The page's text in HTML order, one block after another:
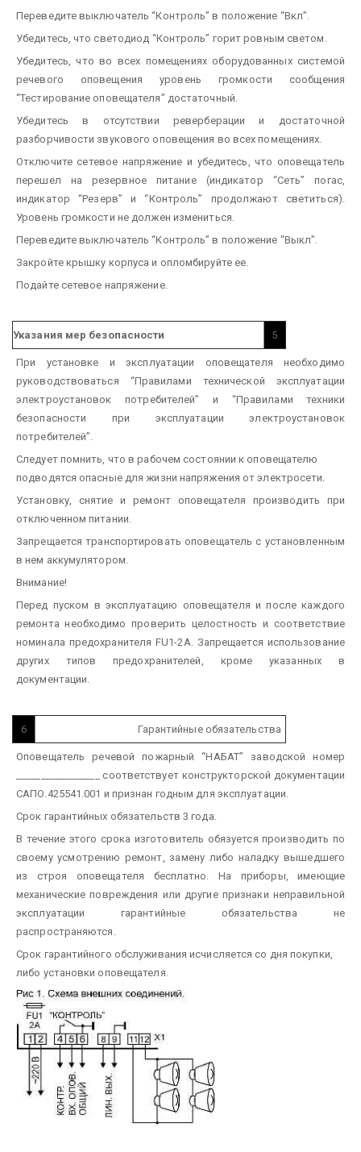
Переведите выключатель “Контроль” в положение “Вкл”.
Убедитесь, что светодиод “Контроль” горит ровным светом.
Убедитесь, что во всех помещениях оборудованных системой
речевого оповещения уровень громкости сообщения
“Тестирование оповещателя” достаточный.
Убедитесь в отсутствии реверберации и достаточной
разборчивости звукового оповещения во всех помещениях.
Отключите сетевое напряжение и убедитесь, что оповещатель
перешел на резервное питание (индикатор “Сеть” погас,
индикатор “Резерв” и “Контроль” продолжают светиться).
Уровень громкости не должен измениться.
Переведите выключатель “Контроль” в положение “Выкл”.
Закройте крышку корпуса и опломбируйте ее.
Подайте сетевое напряжение.
Указания мер безопасности 5
При установке и эксплуатации оповещателя необходимо
руководствоваться “Правилами технической эксплуатации
электроустановок потребителей” и “Правилами техники
безопасности при эксплуатации электроустановок
потребителей”.
Следует помнить, что в рабочем состоянии к оповещателю
подводятся опасные для жизни напряжения от электросети.
Установку, снятие и ремонт оповещателя производить при
отключенном питании.
Запрещается транспортировать оповещатель с установленным
в нем аккумулятором.
Внимание!
Перед пуском в эксплуатацию оповещателя и после каждого
ремонта необходимо проверить целостность и соответствие
номинала предохранителя FU1-2A. Запрещается использование
других типов предохранителей, кроме указанных в
документации.
6 Гарантийные обязательства
Оповещатель речевой пожарный “НАБАТ” заводской номер
_________________ соответствует конструкторской документации
САПО.425541.001 и признан годным для эксплуатации.
Срок гарантийных обязательств 3 года.
В течение этого срока изготовитель обязуется производить по
своему усмотрению ремонт, замену либо наладку вышедшего
из строя оповещателя бесплатно. На приборы, имеющие
механические повреждения или другие признаки неправильной
эксплуатации гарантийные обязательства не
распространяются.
Срок гарантийного обслуживания исчисляется со дня покупки,
либо установки оповещателя.